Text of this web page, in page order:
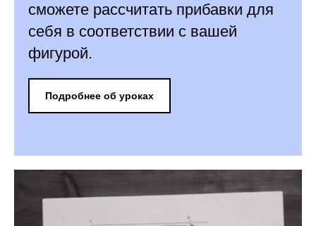
сможете рассчитать прибавки для
себя в соответствии с вашей
фигурой.
Подробнее об уроках